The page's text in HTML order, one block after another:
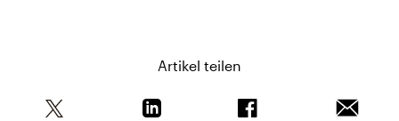
Artikel teilen